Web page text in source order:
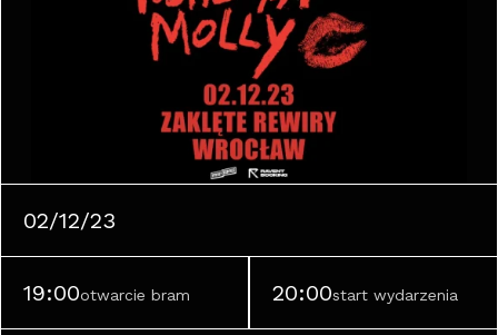
02/12/23
19:00otwarcie bram 20:00start wydarzenia